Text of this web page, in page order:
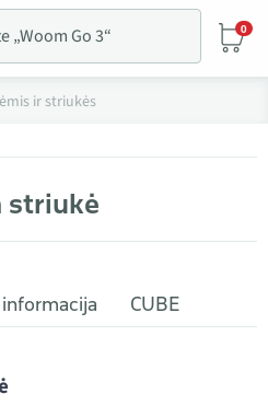
0
ir striukės
striukė
CUBE